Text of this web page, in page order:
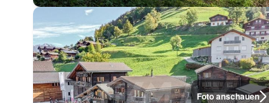
Foto anschauen